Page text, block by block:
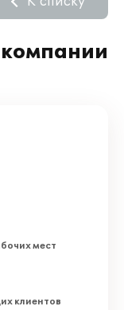
мест
клиентов